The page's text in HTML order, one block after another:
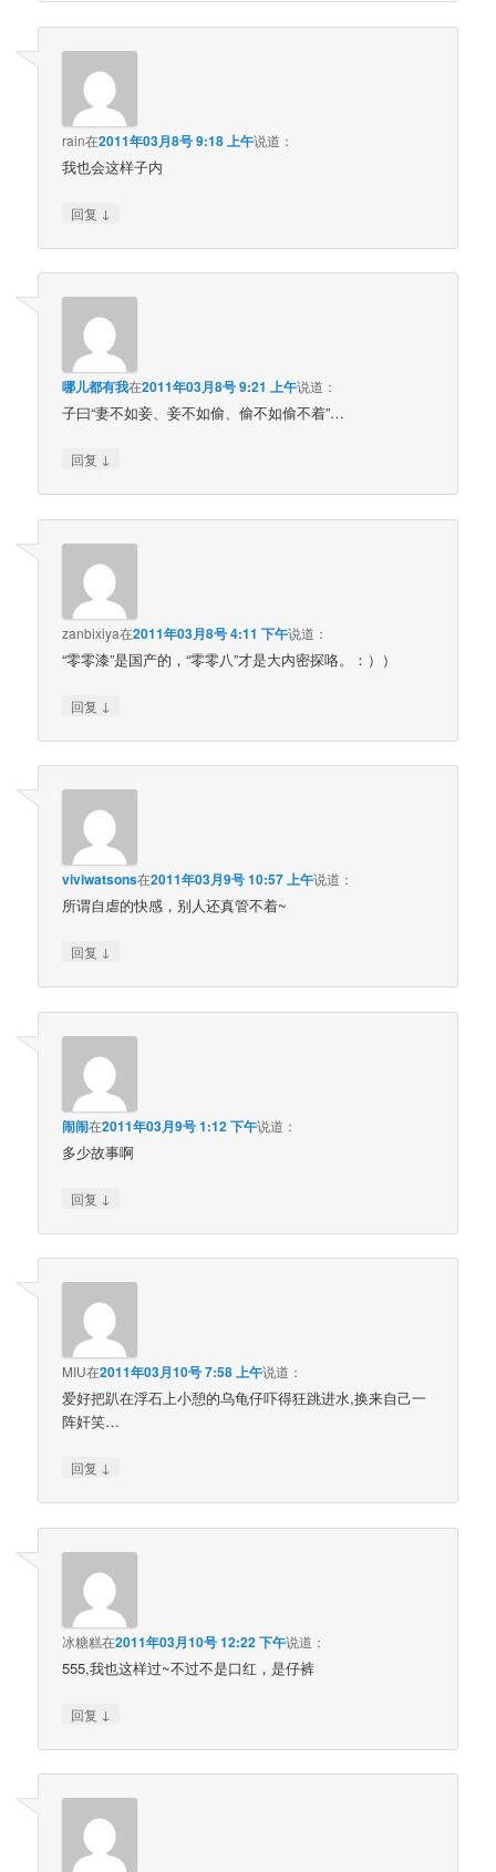
rain在2011年03月8号 9:18 上午说道：
我也会这样子内
回复 ↓
哪儿都有我在2011年03月8号 9:21 上午说道：
子曰“妻不如妾、妾不如偷、偷不如偷不着”…
回复 ↓
zanbixiya在2011年03月8号 4:11 下午说道：
“零零漆”是国产的，“零零八”才是大内密探咯。：））
回复 ↓
viviwatsons在2011年03月9号 10:57 上午说道：
所谓自虐的快感，别人还真管不着~
回复 ↓
闹闹在2011年03月9号 1:12 下午说道：
多少故事啊
回复 ↓
MIU在2011年03月10号 7:58 上午说道：
爱好把趴在浮石上小憩的乌龟仔吓得狂跳进水,换来自己一
阵奸笑…
回复 ↓
冰糖糕在2011年03月10号 12:22 下午说道：
555,我也这样过~不过不是口红，是仔裤
回复 ↓